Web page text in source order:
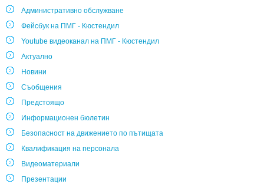
Административно обслужване
Фейсбук на ПМГ - Кюстендил
Youtube видеоканал на ПМГ - Кюстендил
Актуално
Новини
Съобщения
Предстоящо
Информационен бюлетин
Безопасност на движението по пътищата
Квалификация на персонала
Видеоматериали
Презентации